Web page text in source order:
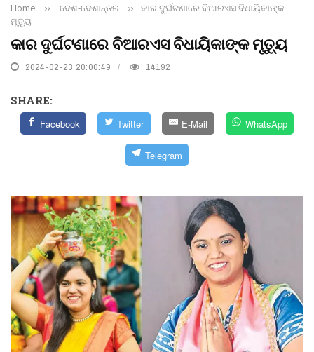
Home ›› ଦେଶ-ଦେଶାନ୍ତର ››
କାର ଦୁର୍ଘଟଣାରେ ବିଆରଏସ ବିଧାୟିକାଙ୍କ
ମୃତ୍ୟୁ
କାର ଦୁର୍ଘଟଣାରେ ବିଆରଏସ ବିଧାୟିକାଙ୍କ ମୃତ୍ୟୁ
2024-02-23 20:00:49 14192
SHARE:
Facebook Twitter E-Mail WhatsApp
Telegram